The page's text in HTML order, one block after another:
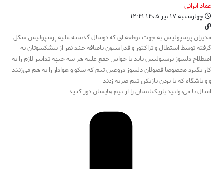
عماد ایرانی
چهارشنبه ۱۷ تیر ۱۴۰۵ ۱۲:۴۱
مدیران پرسپولیس به جهت توطعه ای که دوسال گذشته علیه پرسپولیس شکل
گرفته توسط استقلال و تراکتور و فدراسیون باضافه چند نفر از پیشکسوتان به
اصطلاح دلسوز پرسپولیس باید با حواس جمع علیه هر سه جبهه تدابیر لازم را به
کار بگیرد مخصوصا فضولان دلسوز دروغین تیم که سکو و هوادار را به هم می‌زنند
و و باشگاه که با بردن بازیکن تیم ضربه زدند
امثال تا می‌توانید بازیکنانشان را از تیم هایشان دور کنید .